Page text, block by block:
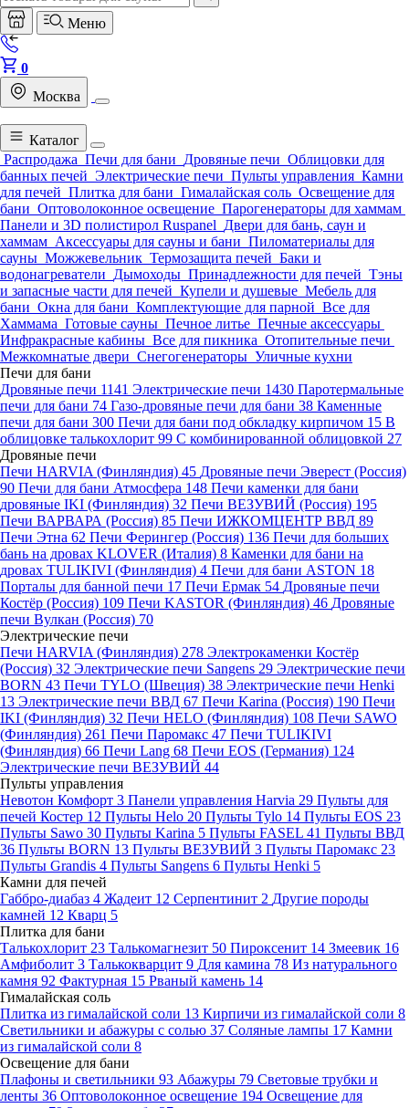
Меню
0
Москва
Каталог
Распродажа Печи для бани Дровяные печи Облицовки для
банных печей Электрические печи Пульты управления Камни
для печей Плитка для бани Гималайская соль Освещение для
бани Оптоволоконное освещение Парогенераторы для хаммам
Панели и 3D полистирол Ruspanel Двери для бань, саун и
хаммам Аксессуары для сауны и бани Пиломатериалы для
сауны Можжевельник Термозащита печей Баки и
водонагреватели Дымоходы Принадлежности для печей Тэны
и запасные части для печей Купели и душевые Мебель для
бани Окна для бани Комплектующие для парной Все для
Хаммама Готовые сауны Печное литье Печные аксессуары
Инфракрасные кабины Все для пикника Отопительные печи
Межкомнатые двери Снегогенераторы Уличные кухни
Печи для бани
Дровяные печи 1141 Электрические печи 1430 Паротермальные
печи для бани 74 Газо-дровяные печи для бани 38 Каменные
печи для бани 300 Печи для бани под обкладку кирпичом 15 В
облицовке талькохлорит 99 С комбинированной облицовкой 27
Дровяные печи
Печи HARVIA (Финляндия) 45 Дровяные печи Эверест (Россия)
90 Печи для бани Атмосфера 148 Печи каменки для бани
дровяные IKI (Финляндия) 32 Печи ВЕЗУВИЙ (Россия) 195
Печи ВАРВАРА (Россия) 85 Печи ИЖКОМЦЕНТР ВВД 89
Печи Этна 62 Печи Ферингер (Россия) 136 Печи для больших
бань на дровах KLOVER (Италия) 8 Каменки для бани на
дровах TULIKIVI (Финляндия) 4 Печи для бани ASTON 18
Порталы для банной печи 17 Печи Ермак 54 Дровяные печи
Костёр (Россия) 109 Печи KASTOR (Финляндия) 46 Дровяные
печи Вулкан (Россия) 70
Электрические печи
Печи HARVIA (Финляндия) 278 Электрокаменки Костёр
(Россия) 32 Электрические печи Sangens 29 Электрические печи
BORN 43 Печи TYLO (Швеция) 38 Электрические печи Henki
13 Электрические печи ВВД 67 Печи Karina (Россия) 190 Печи
IKI (Финляндия) 32 Печи HELO (Финляндия) 108 Печи SAWO
(Финляндия) 261 Печи Паромакс 47 Печи TULIKIVI
(Финляндия) 66 Печи Lang 68 Печи EOS (Германия) 124
Электрические печи ВЕЗУВИЙ 44
Пульты управления
Невотон Комфорт 3 Панели управления Harvia 29 Пульты для
печей Костер 12 Пульты Helo 20 Пульты Tylo 14 Пульты EOS 23
Пульты Sawo 30 Пульты Karina 5 Пульты FASEL 41 Пульты ВВД
36 Пульты BORN 13 Пульты ВЕЗУВИЙ 3 Пульты Паромакс 23
Пульты Grandis 4 Пульты Sangens 6 Пульты Henki 5
Камни для печей
Габбро-диабаз 4 Жадеит 12 Серпентинит 2 Другие породы
камней 12 Кварц 5
Плитка для бани
Талькохлорит 23 Талькомагнезит 50 Пироксенит 14 Змеевик 16
Амфиболит 3 Талькокварцит 9 Для камина 78 Из натурального
камня 92 Фактурная 15 Рваный камень 14
Гималайская соль
Плитка из гималайской соли 13 Кирпичи из гималайской соли 8
Светильники и абажуры с солью 37 Соляные лампы 17 Камни
из гималайской соли 8
Освещение для бани
Плафоны и светильники 93 Абажуры 79 Световые трубки и
ленты 36 Оптоволоконное освещение 194 Освещение для